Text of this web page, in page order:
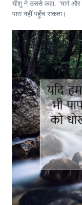
यीशु ने उससे कहा, “मार्ग और
पास नहीं पहुँच सकता।